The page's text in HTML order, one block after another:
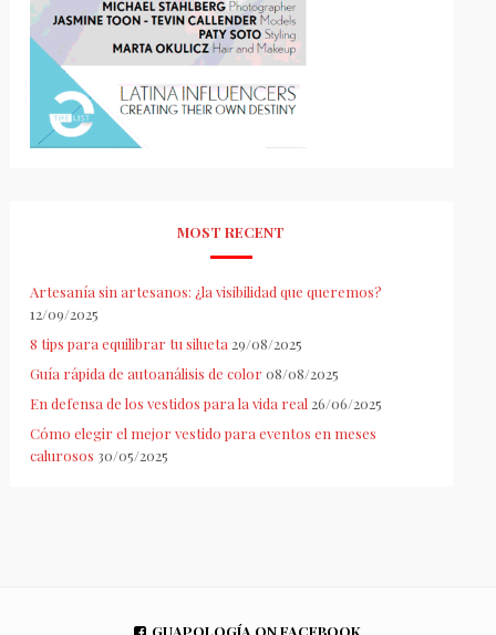
MOST RECENT
Artesanía sin artesanos: ¿la visibilidad que queremos?
12/09/2025
8 tips para equilibrar tu silueta 29/08/2025
Guía rápida de autoanálisis de color 08/08/2025
En defensa de los vestidos para la vida real 26/06/2025
Cómo elegir el mejor vestido para eventos en meses
calurosos 30/05/2025